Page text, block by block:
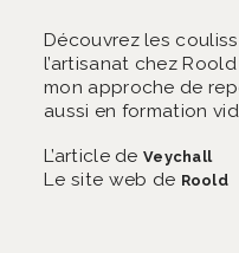
Découvrez les
l’artisanat chez
mon approche de
aussi en formation
L’article deVeychall
Le site web de Roold